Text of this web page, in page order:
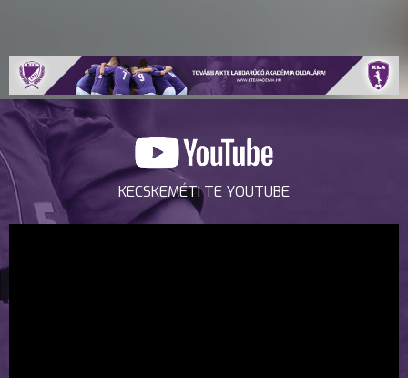
KECSKEMÉTI TE YOUTUBE